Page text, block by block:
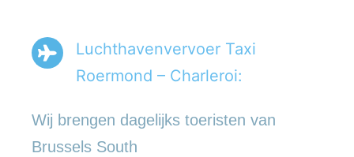
Luchthavenvervoer Taxi
Roermond – Charleroi:
Wij brengen dagelijks toeristen van
Brussels South